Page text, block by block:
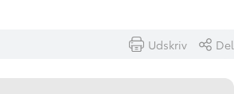
Beregn byttepris
Udskriv Del